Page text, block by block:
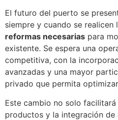
El futuro del puerto se
siempre y cuando se realicen
reformas necesarias para
existente. Se espera una
competitiva, con la
avanzadas y una mayor
privado que permita
Este cambio no solo
productos y la integración de